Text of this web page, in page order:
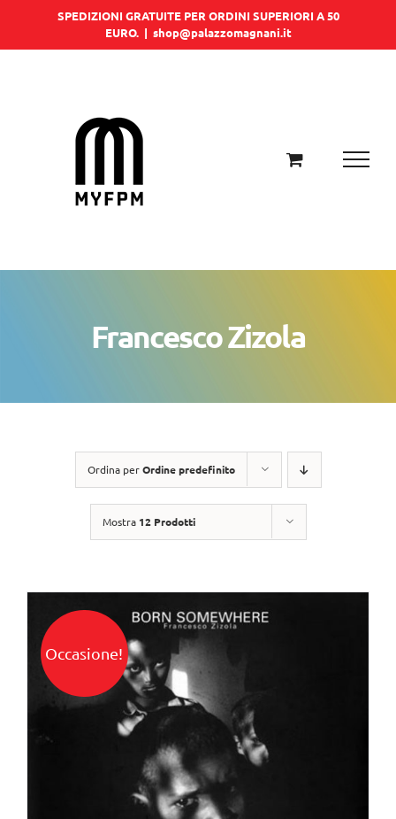
SPEDIZIONI GRATUITE PER ORDINI SUPERIORI A 50
EURO. | shop@palazzomagnani.it
Francesco Zizola
Ordina perOrdine predefinito
Mostra 12 Prodotti
Occasione!